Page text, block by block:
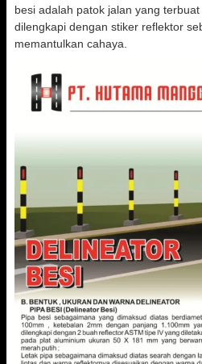
besi adalah patok jalan yang
dilengkapi dengan stiker reflektor
memantulkan cahaya.